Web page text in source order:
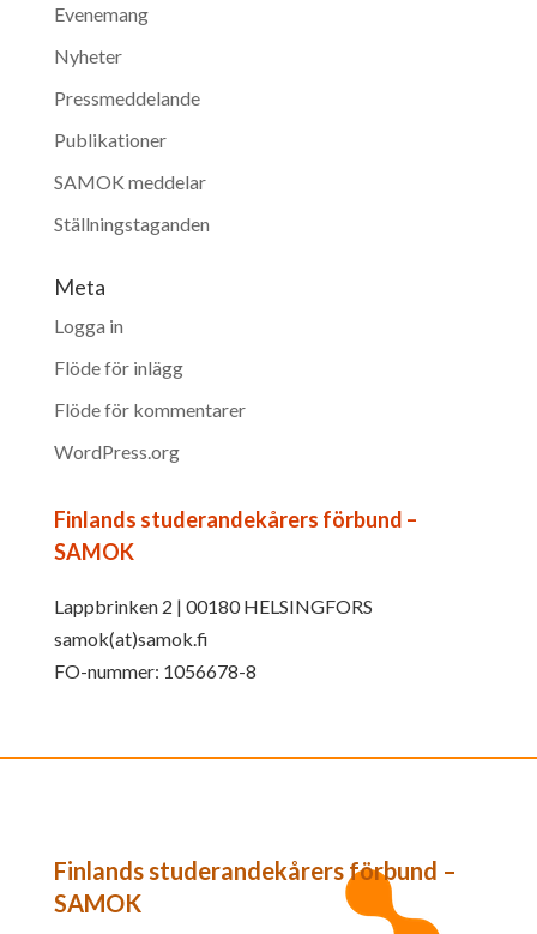
Evenemang
Nyheter
Pressmeddelande
Publikationer
SAMOK meddelar
Ställningstaganden
Meta
Logga in
Flöde för inlägg
Flöde för kommentarer
WordPress.org
Finlands studerandekårers förbund –
SAMOK
Lappbrinken 2 | 00180 HELSINGFORS
samok(at)samok.fi
FO-nummer: 1056678-8
Finlands studerandekårers förbund –
SAMOK